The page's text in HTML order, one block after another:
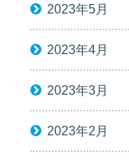
2023年5月
2023年4月
2023年3月
2023年2月